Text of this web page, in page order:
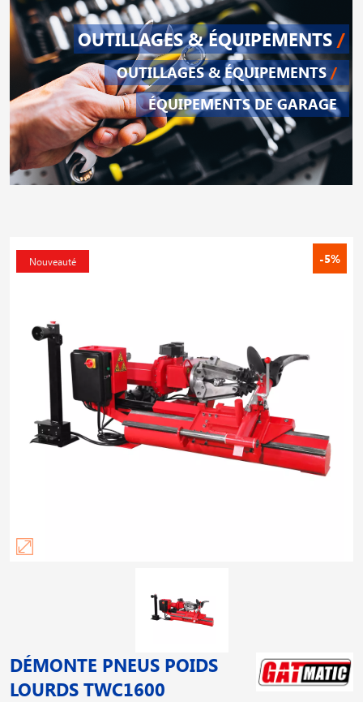
OUTILLAGES & ÉQUIPEMENTS /
OUTILLAGES & ÉQUIPEMENTS /
ÉQUIPEMENTS DE GARAGE
-5%
Nouveauté
DÉMONTE PNEUS POIDS
LOURDS TWC1600